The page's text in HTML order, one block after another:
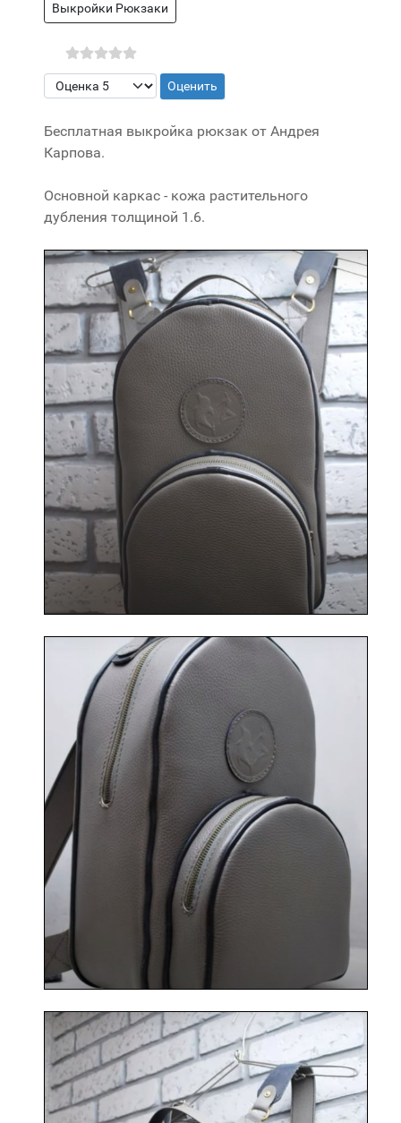
Выкройки Рюкзаки
Пожалуйста, оцените
Бесплатная выкройка рюкзак от Андрея
Карпова.
Основной каркас - кожа растительного
дубления толщиной 1.6.